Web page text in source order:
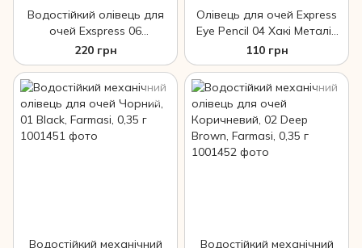
Водостійкий олівець для
очей Exspress 06
Блакитний Make Up
Farmasi
220 грн
Олівець для очей Express
Eye Pencil 04 Хакі Металік
Make Up Farmasi
110 грн
Водостійкий механічний
Водостійкий механічний